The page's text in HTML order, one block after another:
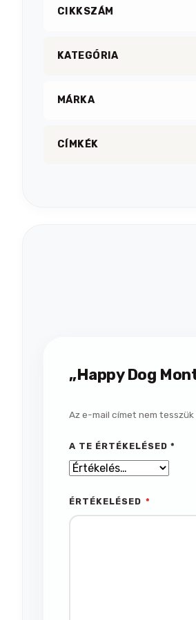
CIKKSZÁM
KATEGÓRIA
MÁRKA
CÍMKÉK
„Happy Dog
Az e-mail címet nem tesszük
A TE ÉRTÉKELÉSED*
ÉRTÉKELÉSED *